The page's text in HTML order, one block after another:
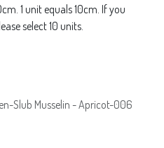
1 unit equals 10cm. If you
select 10 units.
Slub Musselin - Apricot-006